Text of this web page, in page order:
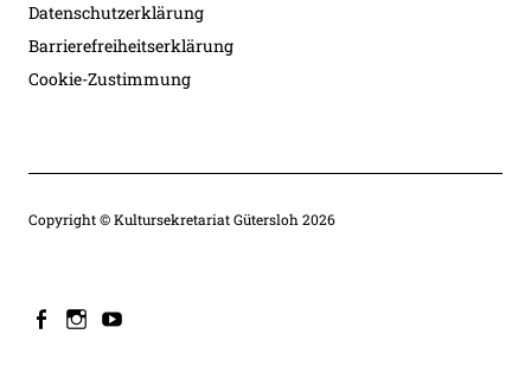
Datenschutzerklärung
Barrierefreiheitserklärung
Cookie-Zustimmung
Copyright © Kultursekretariat Gütersloh 2026